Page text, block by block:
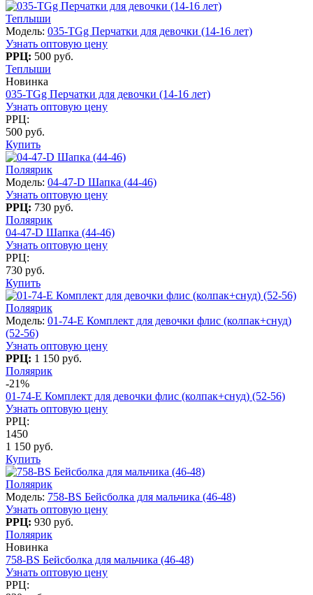
Теплыши
Модель: 035-TGg Перчатки для девочки (14-16 лет)
Узнать оптовую цену
РРЦ: 500 руб.
Теплыши
Новинка
035-TGg Перчатки для девочки (14-16 лет)
Узнать оптовую цену
РРЦ:
500 руб.
Купить
Поляярик
Модель: 04-47-D Шапка (44-46)
Узнать оптовую цену
РРЦ: 730 руб.
Поляярик
04-47-D Шапка (44-46)
Узнать оптовую цену
РРЦ:
730 руб.
Купить
Поляярик
Модель: 01-74-E Комплект для девочки флис (колпак+снуд)
(52-56)
Узнать оптовую цену
РРЦ: 1 150 руб.
Поляярик
-21%
01-74-E Комплект для девочки флис (колпак+снуд) (52-56)
Узнать оптовую цену
РРЦ:
1450
1 150 руб.
Купить
Поляярик
Модель: 758-BS Бейсболка для мальчика (46-48)
Узнать оптовую цену
РРЦ: 930 руб.
Поляярик
Новинка
758-BS Бейсболка для мальчика (46-48)
Узнать оптовую цену
РРЦ: